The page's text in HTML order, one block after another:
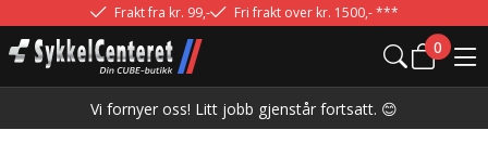
Frakt fra kr. 99,- Fri frakt over kr. 1500,- ***
0
Vi fornyer oss! Litt jobb gjenstår fortsatt. 😊